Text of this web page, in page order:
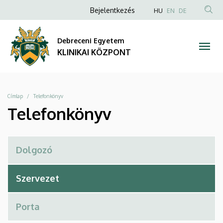
Telefonkönyv
KLINIKAI
KÖZPONT
a
tartalomra
Anonim
fiók
menüje
Bejelentkezés HU EN DE
Debreceni Egyetem
KLINIKAI KÖZPONT
Morzsa
Címlap Telefonkönyv
Telefonkönyv